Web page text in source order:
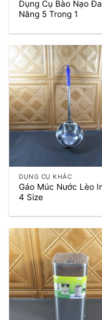
Dụng Cụ Bào Nạo Đa
Năng 5 Trong 1
DỤNG CỤ KHÁC
Gáo Múc Nước Lèo
4 Size